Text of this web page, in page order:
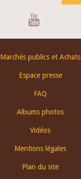
Marchés publics et Achats
Espace presse
FAQ
Albums photos
Vidéos
Mentions légales
Plan du site